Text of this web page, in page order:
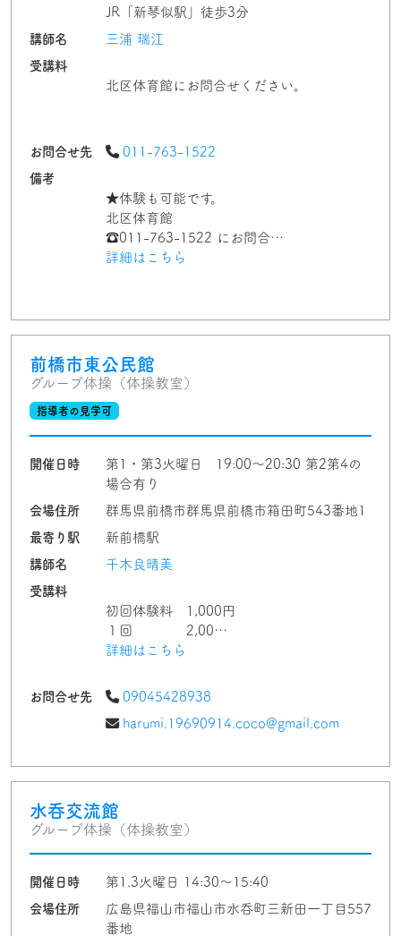
JR「新琴似駅」徒歩3分
講師名
三浦 瑞江
受講料
北区体育館にお問合せください。
お問合せ先
011-763-1522
備考
★体験も可能です。
北区体育館
☎︎011-763-1522 にお問合…
詳細はこちら
前橋市東公民館
グループ体操（体操教室）
指導者の見学可
開催日時
第1・第3火曜日 19:00〜20:30 第2第4の
場合有り
会場住所
群馬県前橋市群馬県前橋市箱田町543番地1
最寄り駅
新前橋駅
講師名
千木良晴美
受講料
初回体験料 1,000円
１回 2,00…
詳細はこちら
お問合せ先
09045428938
harumi.19690914.coco@gmail.com
水呑交流館
グループ体操（体操教室）
開催日時
第1.3火曜日 14:30〜15:40
会場住所
広島県福山市福山市水呑町三新田一丁目557
番地